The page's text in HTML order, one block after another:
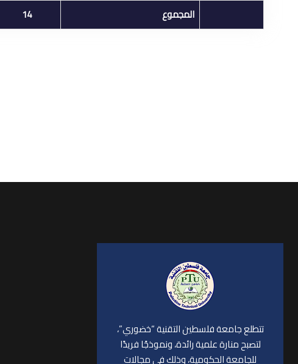
المجموع
14
تتطلع جامعة فلسطين التقنية “خضوري”،
لتصبح منارة علمية رائدة، ونموذجًا فريدًا
للجامعة الحكومية، وذلك في مجالات